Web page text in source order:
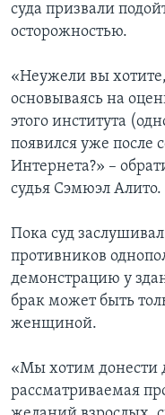
суда призвали
осторожностью.
«Неужели вы
основываясь на
этого института
появился уже после
Интернета?» –
судья Сэмюэл Алито.
Пока суд
противников
демонстрацию у
брак может быть
женщиной.
«Мы хотим донести
рассматриваемая